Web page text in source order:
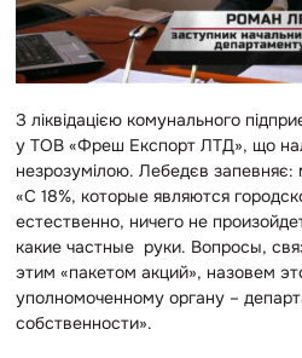
З ліквідацією комунального
у ТОВ «Фреш Експорт ЛТД», що
незрозумілою. Лебедєв запевняє:
«С 18%, которые являются
естественно, ничего не
какие частные руки. Вопросы,
этим «пакетом акций», назовем
уполномоченному органу –
собственности».